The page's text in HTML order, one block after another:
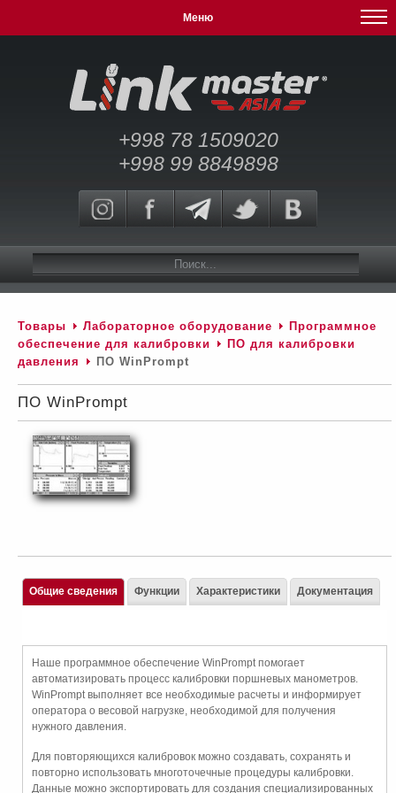
Меню
+998 78 1509020
+998 99 8849898
Товары Лабораторное оборудование
Программное
обеспечение для калибровки
ПО для калибровки
давления
ПО WinPrompt
ПО WinPrompt
Общие сведения
Наше программное обеспечение WinPrompt помогает
автоматизировать процесс калибровки поршневых манометров.
WinPrompt выполняет все необходимые расчеты и информирует
оператора о весовой нагрузке, необходимой для получения
нужного давления.
Для повторяющихся калибровок можно создавать, сохранять и
повторно использовать многоточечные процедуры калибровки.
Данные можно экспортировать для создания специализированных
Функции Характеристики Документация